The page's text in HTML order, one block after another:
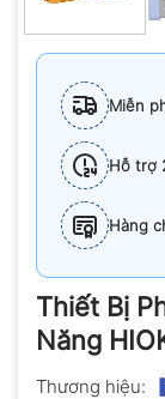
Miễn
Hỗ trợ
Hàng
Thiết Bị
Năng
Thương hiệu: